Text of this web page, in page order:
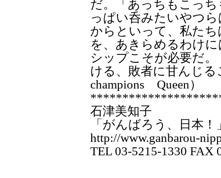
だ。「あっちもこっ
っぱい呑みたいやつ
からといって、私た
を、あきらめるわけ
シップこそが必要だ
ける、敗者に甘んじる
champions Queen）
石津美知子
「がんばろう、日本
http://www.ganbarou-
TEL 03-5215-1330 FAX